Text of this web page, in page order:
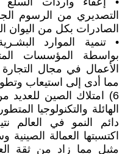
التصديري من الرسوم
الصادرات بكل من اليوان
• تنمية الموارد
بواسطة المؤسسات
الأعمال في مجال التجارة
مما أدى إلى استيعاب
6) امتلاك الصين للعديد
الهائلة والتكنولوجيا
دائم النمو في العالم
اكتسبتها العمالة الصينية
مثيل مما زاد من ثقة